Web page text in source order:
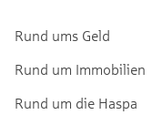
Rund ums Geld
Rund um Immobilien
Rund um die Haspa